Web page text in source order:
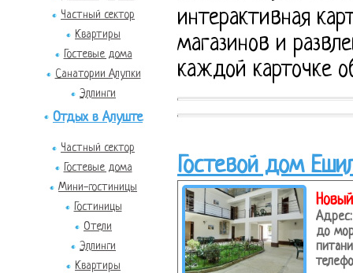
Частный сектор
Квартиры
Гостевые дома
Санатории Алупки
Эллинги
Отдых в Алуште
Частный сектор
Гостевые дома
Мини-гостиницы
Гостиницы
Отели
Эллинги
Квартиры
интерактивная
магазинов и
каждой карточке
Гостевой дом
Адрес:
до